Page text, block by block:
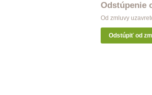
Odstúpenie
Od zmluvy
Odstúpiť od